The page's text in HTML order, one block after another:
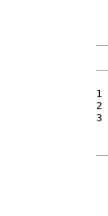
1
2
3